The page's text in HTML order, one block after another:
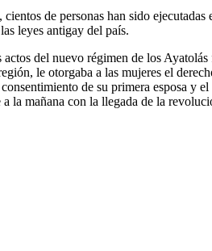
de personas han sido
leyes antigay del país.
del nuevo régimen de los
le otorgaba a las mujeres el
de su primera esposa y
la mañana con la llegada de la